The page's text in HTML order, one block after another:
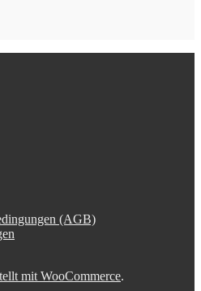
(AGB)
mit WooCommerce.